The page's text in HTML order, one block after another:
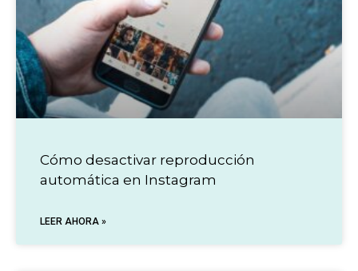
Cómo desactivar reproducción
automática en Instagram
LEER AHORA »